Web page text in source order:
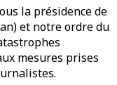
la présidence de
et notre ordre du
mesures prises